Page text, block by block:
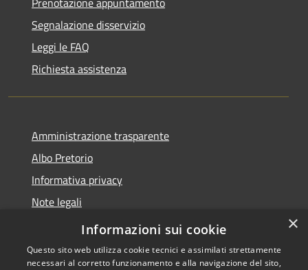
Segnalazione disservizio
Leggi le FAQ
Richiesta assistenza
Amministrazione trasparente
Albo Pretorio
Informativa privacy
Note legali
Dichiarazione di accessibilità
×
Informazioni sui cookie
Questo sito web utilizza cookie tecnici e assimilati strettamente
necessari al corretto funzionamento e alla navigazione del sito,